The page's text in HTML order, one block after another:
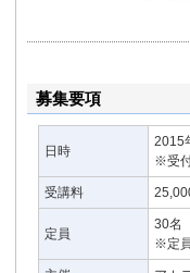
顧客企
著書に
ョン・
ン」「
も共著
ＨＰ
募集要項
日時
2015
※受
受講料
定員
30名
※定